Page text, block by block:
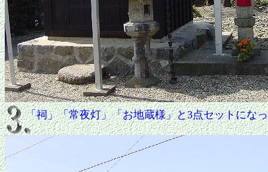
「祠」「常夜灯」「お地蔵様」と3点セットにな